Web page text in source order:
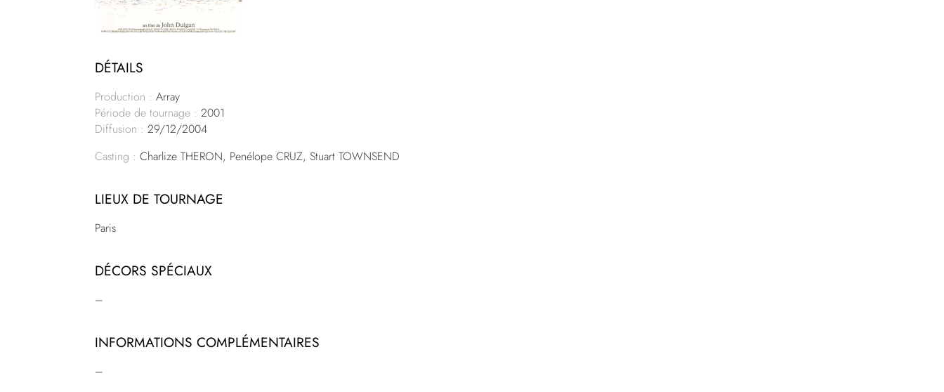
DÉTAILS
Production : Array
Période de tournage : 2001
Diffusion : 29/12/2004
Casting : Charlize THERON, Penélope CRUZ, Stuart TOWNSEND
LIEUX DE TOURNAGE
Paris
DÉCORS SPÉCIAUX
–
INFORMATIONS COMPLÉMENTAIRES
–